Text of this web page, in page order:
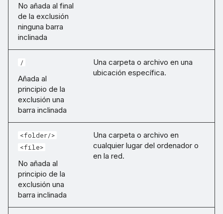
No añada al final
de la exclusión
ninguna barra
inclinada
/
Añada al
principio de la
exclusión una
barra inclinada
Una carpeta o archivo en una
ubicación específica.
<folder/>
<file>
No añada al
principio de la
exclusión una
barra inclinada
Una carpeta o archivo en
cualquier lugar del ordenador o
en la red.